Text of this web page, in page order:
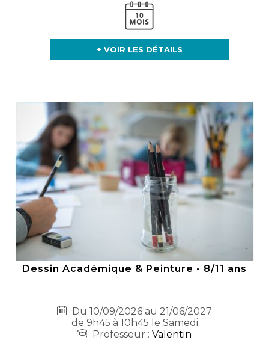
+ VOIR LES DÉTAILS
Dessin Académique & Peinture - 8/11 ans
Du 10/09/2026 au 21/06/2027
de 9h45 à 10h45 le Samedi
Professeur : Valentin